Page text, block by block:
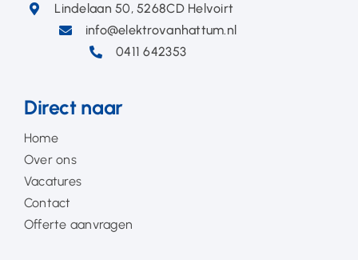
Lindelaan 50, 5268CD Helvoirt
info@elektrovanhattum.nl
0411 642353
Direct naar
Home
Over ons
Vacatures
Contact
Offerte aanvragen